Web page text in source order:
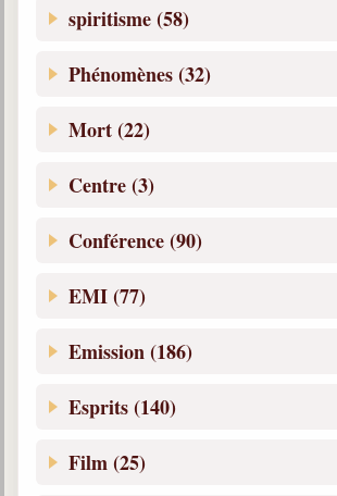
spiritisme (58)
Phénomènes (32)
Mort (22)
Centre (3)
Conférence (90)
EMI (77)
Emission (186)
Esprits (140)
Film (25)